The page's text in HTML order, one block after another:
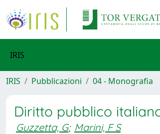
IRIS
IRIS Pubblicazioni 04 - Monografia
Diritto pubblico
Guzzetta, G; Marini, F S